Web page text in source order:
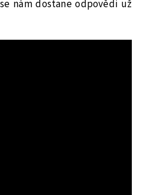
nám dostane odpovědi už